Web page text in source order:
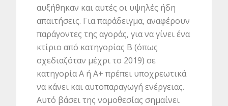
αυξήθηκαν και αυτές οι υψηλές ήδη
απαιτήσεις. Για παράδειγμα, αναφέρουν
παράγοντες της αγοράς, για να γίνει ένα
κτίριο από κατηγορίας Β (όπως
σχεδιαζόταν μέχρι το 2019) σε
κατηγορία Α ή Α+ πρέπει υποχρεωτικά
να κάνει και αυτοπαραγωγή ενέργειας.
Αυτό βάσει της νομοθεσίας σημαίνει